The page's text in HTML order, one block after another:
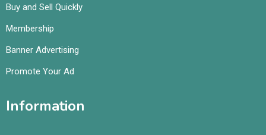
Buy and Sell Quickly
Membership
Banner Advertising
Promote Your Ad
Information